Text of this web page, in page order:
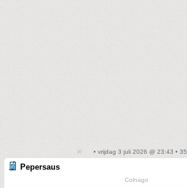
• vrijdag 3 juli 2026 @ 23:43 • 35
Pepersaus
Colnago